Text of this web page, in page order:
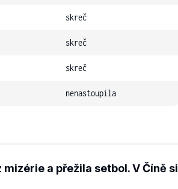
skreč
skreč
skreč
nenastoupila
a přežila setbol. V Číně si